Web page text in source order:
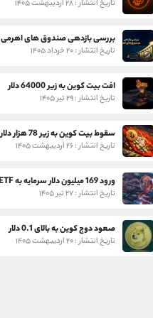
تاریخ انتشار : ۲۸ اردیبهشت ۱۴۰۵
بررسی بازدهی صندوق های اهرمی
تاریخ انتشار : ۲۰ خرداد ۱۴۰۵
افت بیت کوین به زیر 64000 دلار
تاریخ انتشار : ۲۹ تیر ۱۴۰۵
سقوط بیت کوین به زیر 78 هزار دلار
تاریخ انتشار : ۲۶ اردیبهشت ۱۴۰۵
تاریخ انتشار : ۲۷ تیر ۱۴۰۵
صعود دوج کوین به بالای 0.1 دلار
تاریخ انتشار : ۲۰ اردیبهشت ۱۴۰۵